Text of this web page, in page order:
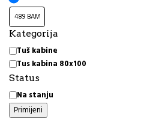
Kategorija
Kategorija
Tuš kabine
Tus kabina 80x100
Status
Status
Na stanju
Primijeni